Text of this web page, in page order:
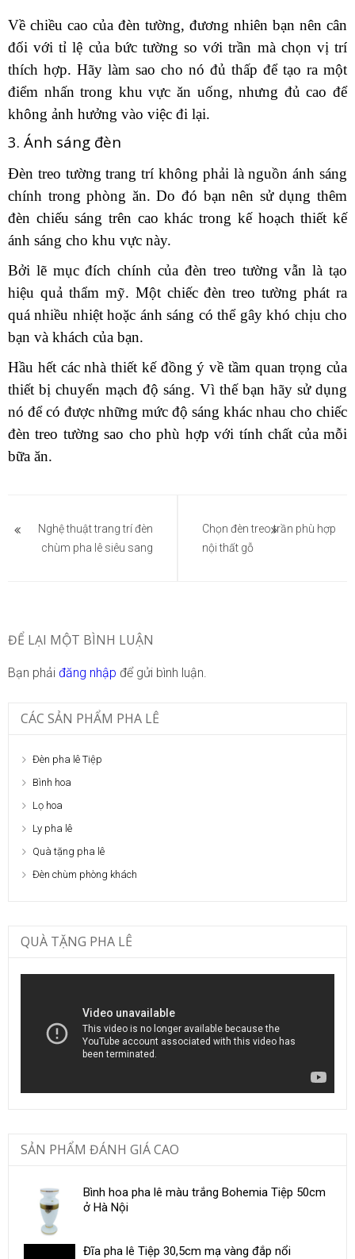
Về chiều cao của đèn tường, đương nhiên bạn nên cân
đối với tỉ lệ của bức tường so với trần mà chọn vị trí
thích hợp. Hãy làm sao cho nó đủ thấp để tạo ra một
điểm nhấn trong khu vực ăn uống, nhưng đủ cao để
không ảnh hưởng vào việc đi lại.
3. Ánh sáng đèn
Đèn treo tường trang trí không phải là nguồn ánh sáng
chính trong phòng ăn. Do đó bạn nên sử dụng thêm
đèn chiếu sáng trên cao khác trong kế hoạch thiết kế
ánh sáng cho khu vực này.
Bởi lẽ mục đích chính của đèn treo tường vẫn là tạo
hiệu quả thẩm mỹ. Một chiếc đèn treo tường phát ra
quá nhiều nhiệt hoặc ánh sáng có thể gây khó chịu cho
bạn và khách của bạn.
Hầu hết các nhà thiết kế đồng ý về tầm quan trọng của
thiết bị chuyển mạch độ sáng. Vì thế bạn hãy sử dụng
nó để có được những mức độ sáng khác nhau cho chiếc
đèn treo tường sao cho phù hợp với tính chất của mỗi
bữa ăn.
hướng
Nghệ thuật trang trí đèn
chùm pha lê siêu sang
Chọn đèn treo trần phù hợp
nội thất gỗ
ĐỂ LẠI MỘT BÌNH LUẬN
Bạn phải đăng nhập để gửi bình luận.
CÁC SẢN PHẨM PHA LÊ
Đèn pha lê Tiệp
Bình hoa
Lọ hoa
Ly pha lê
Quà tặng pha lê
Đèn chùm phòng khách
QUÀ TẶNG PHA LÊ
SẢN PHẨM ĐÁNH GIÁ CAO
Bình hoa pha lê màu trắng Bohemia Tiệp 50cm
ở Hà Nội
Đĩa pha lê Tiệp 30,5cm mạ vàng đắp nổi